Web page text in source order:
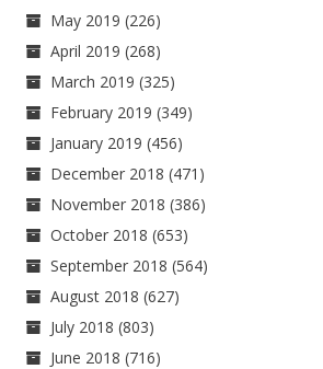
May 2019 (226)
April 2019 (268)
March 2019 (325)
February 2019 (349)
January 2019 (456)
December 2018 (471)
November 2018 (386)
October 2018 (653)
September 2018 (564)
August 2018 (627)
July 2018 (803)
June 2018 (716)